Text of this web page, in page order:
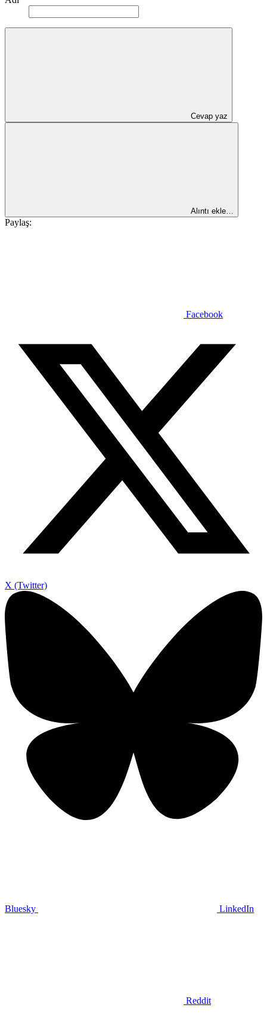
Cevap yaz
Alıntı ekle…
Paylaş:
Facebook
X (Twitter)
Bluesky LinkedIn
Reddit